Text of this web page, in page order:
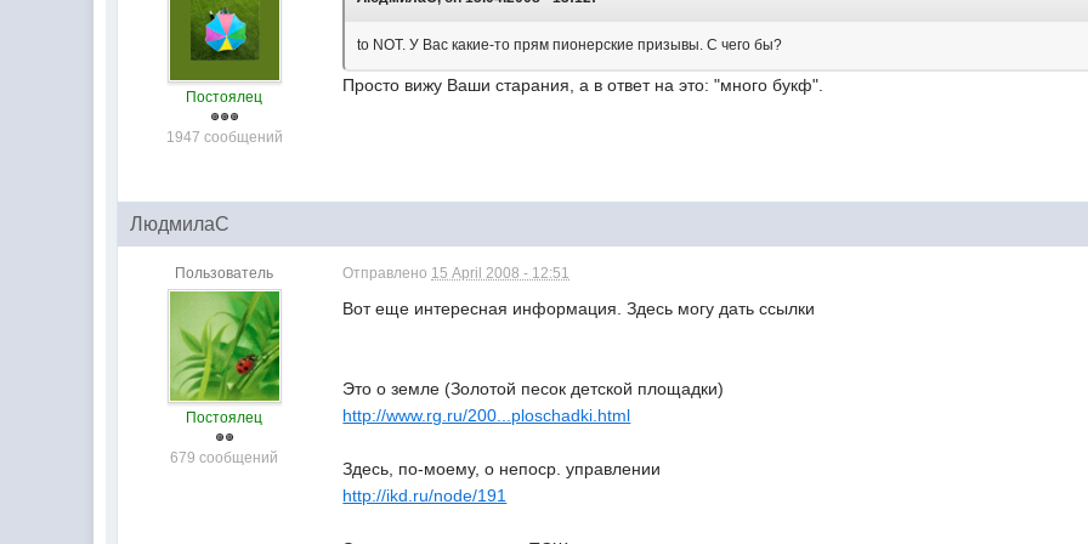
Постоялец
1947 сообщений
to NOT. У Вас какие-то прям пионерские призывы. С чего бы?
Просто вижу Ваши старания, а в ответ на это: "много букф".
ЛюдмилаС
Пользователь
Постоялец
679 сообщений
Отправлено 15 April 2008 - 12:51
Вот еще интересная информация. Здесь могу дать ссылки
Это о земле (Золотой песок детской площадки)
http://www.rg.ru/200...ploschadki.html
Здесь, по-моему, о непоср. управлении
http://ikd.ru/node/191